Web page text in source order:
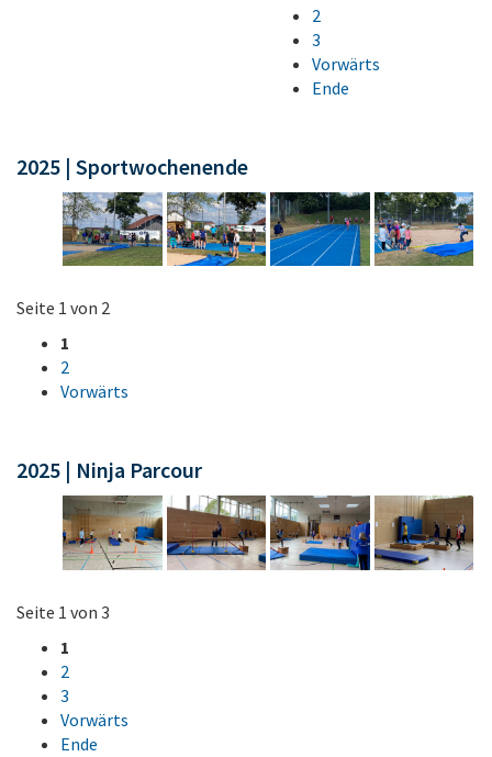
2
3
Vorwärts
Ende
2025 | Sportwochenende
Seite 1 von 2
1
2
Vorwärts
2025 | Ninja Parcour
Seite 1 von 3
1
2
3
Vorwärts
Ende